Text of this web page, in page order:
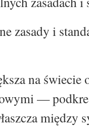
zasady i
na świecie
—
między